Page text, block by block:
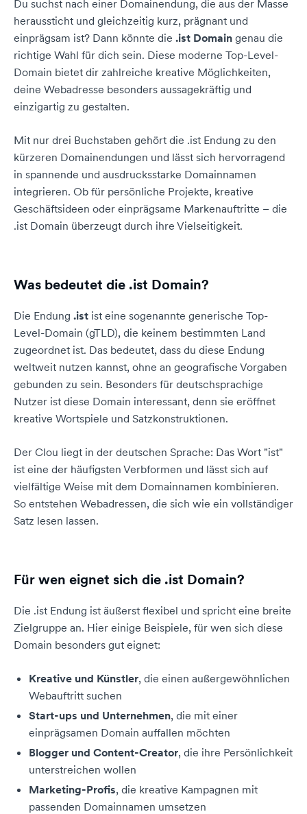
Du suchst nach einer Domainendung, die aus der Masse
heraussticht und gleichzeitig kurz, prägnant und
einprägsam ist? Dann könnte die .ist Domain genau die
richtige Wahl für dich sein. Diese moderne Top-Level-
Domain bietet dir zahlreiche kreative Möglichkeiten,
deine Webadresse besonders aussagekräftig und
einzigartig zu gestalten.
Mit nur drei Buchstaben gehört die .ist Endung zu den
kürzeren Domainendungen und lässt sich hervorragend
in spannende und ausdrucksstarke Domainnamen
integrieren. Ob für persönliche Projekte, kreative
Geschäftsideen oder einprägsame Markenauftritte – die
.ist Domain überzeugt durch ihre Vielseitigkeit.
Was bedeutet die .ist Domain?
Die Endung .ist ist eine sogenannte generische Top-
Level-Domain (gTLD), die keinem bestimmten Land
zugeordnet ist. Das bedeutet, dass du diese Endung
weltweit nutzen kannst, ohne an geografische Vorgaben
gebunden zu sein. Besonders für deutschsprachige
Nutzer ist diese Domain interessant, denn sie eröffnet
kreative Wortspiele und Satzkonstruktionen.
Der Clou liegt in der deutschen Sprache: Das Wort "ist"
ist eine der häufigsten Verbformen und lässt sich auf
vielfältige Weise mit dem Domainnamen kombinieren.
So entstehen Webadressen, die sich wie ein vollständiger
Satz lesen lassen.
Für wen eignet sich die .ist Domain?
Die .ist Endung ist äußerst flexibel und spricht eine breite
Zielgruppe an. Hier einige Beispiele, für wen sich diese
Domain besonders gut eignet:
Kreative und Künstler, die einen außergewöhnlichen
Webauftritt suchen
Start-ups und Unternehmen, die mit einer
einprägsamen Domain auffallen möchten
Blogger und Content-Creator, die ihre Persönlichkeit
unterstreichen wollen
Marketing-Profis, die kreative Kampagnen mit
passenden Domainnamen umsetzen